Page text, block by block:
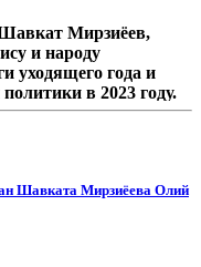
Шавкат Мирзиёев,
и народу
уходящего года и
в 2023 году.
года традиционным,
предлагает
приоритетные
Шавката Мирзиёева Олий